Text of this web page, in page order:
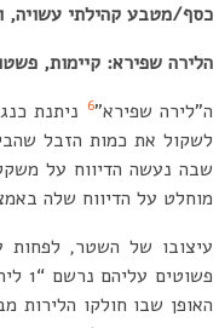
כסף/מטבע קהילתי עשויה,
הלירה שפירא: קיימות,
ה”לירה שפירא”6 ניתנת
לשקול את כמות הזבל
שבה נעשה הדיווח על
מוחלט על הדיווח שלה
עיצובו של השטר, לפחות
פשוטים עליהם נרשם “1 לירה שפירא” בדפוס. בגרסה מאוחרת יותר התווסף ציטוט מן המשנה “עושה אדם את זבלו אוצר”.
האופן שבו חולקו הלירות